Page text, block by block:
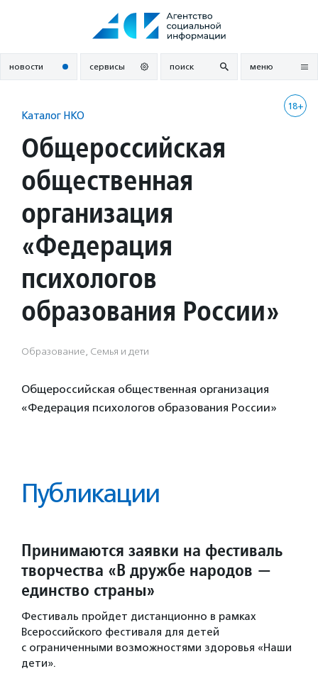
новости сервисы поиск меню
18+
Каталог НКО
Общероссийская
общественная
организация
«Федерация
психологов
образования России»
Образование, Семья и дети
Общероссийская общественная организация
«Федерация психологов образования России»
Публикации
Принимаются заявки на фестиваль
творчества «В дружбе народов —
единство страны»
Фестиваль пройдет дистанционно в рамках
Всероссийского фестиваля для детей
с ограниченными возможностями здоровья «Наши
дети».